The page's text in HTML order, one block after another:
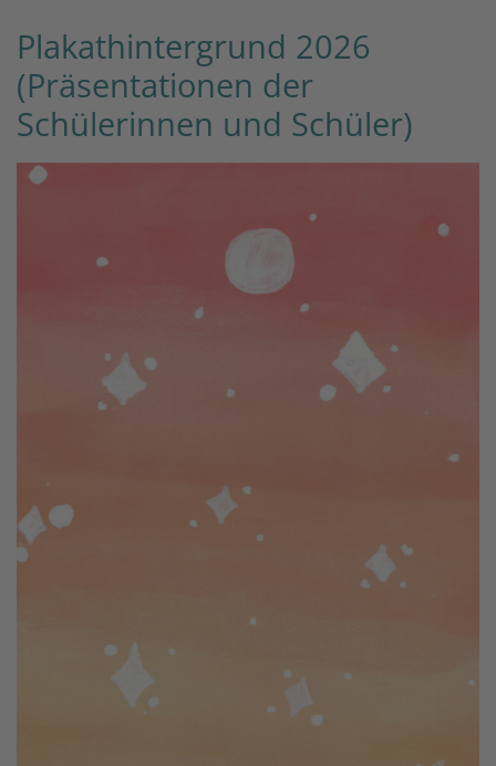
Plakathintergrund 2026
(Präsentationen der
Schülerinnen und Schüler)